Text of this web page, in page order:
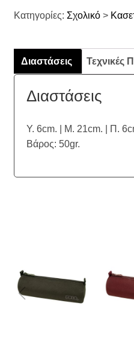
Κατηγορίες: Σχολικό >
Διαστάσεις Τεχνικές
Διαστάσεις
Υ. 6cm. | Μ. 21cm. | Π.
Βάρος: 50gr.